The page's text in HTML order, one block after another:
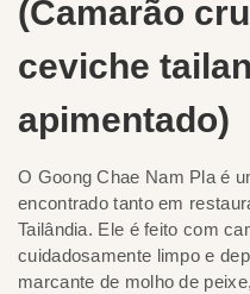
(Camarão
ceviche
apimentado)
O Goong Chae Nam Pla é
encontrado tanto em
Tailândia. Ele é feito com
cuidadosamente limpo e
marcante de molho de